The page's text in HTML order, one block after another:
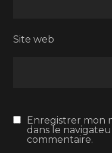
Site web
Enregistrer mon
dans le
commentaire.